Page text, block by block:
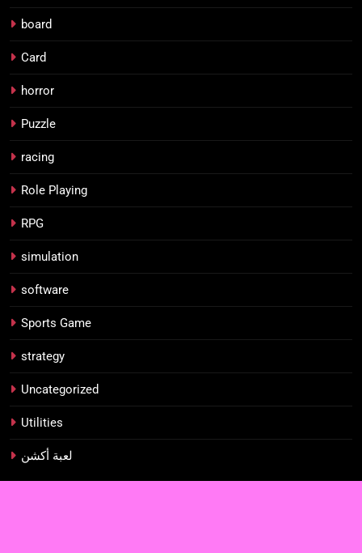
board
Card
horror
Puzzle
racing
Role Playing
RPG
simulation
software
Sports Game
strategy
Uncategorized
Utilities
لعبة أكشن